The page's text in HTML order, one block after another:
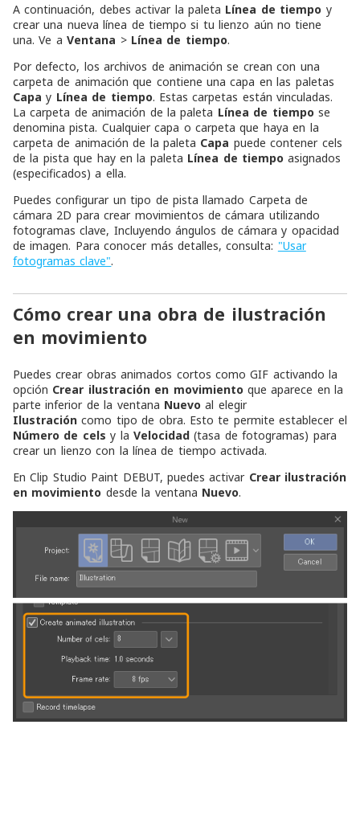
A continuación, debes activar la paleta Línea de tiempo y
crear una nueva línea de tiempo si tu lienzo aún no tiene
una. Ve aVentana > Línea de tiempo.
Por defecto, los archivos de animación se crean con una
carpeta de animación que contiene una capa en las paletas
Capa y Línea de tiempo. Estas carpetas están vinculadas.
La carpeta de animación de la paleta Línea de tiempo se
denomina pista. Cualquier capa o carpeta que haya en la
carpeta de animación de la paleta Capa puede contener cels
de la pista que hay en la paleta Línea de tiempo asignados
(especificados) a ella.
Puedes configurar un tipo de pista llamado Carpeta de
cámara 2D para crear movimientos de cámara utilizando
fotogramas clave, Incluyendo ángulos de cámara y opacidad
de imagen. Para conocer más detalles, consulta: "Usar
fotogramas clave".
Cómo crear una obra de ilustración
en movimiento
Puedes crear obras animados cortos como GIF activando la
opción Crear ilustración en movimiento que aparece en la
parte inferior de la ventana Nuevo al elegir
Ilustración como tipo de obra. Esto te permite establecer el
Número de cels y laVelocidad (tasa de fotogramas) para
crear un lienzo con la línea de tiempo activada.
En Clip Studio Paint DEBUT, puedes activar Crear ilustración
en movimiento desde la ventana Nuevo.